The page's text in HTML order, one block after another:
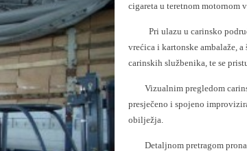
cigareta u teretnom motornom
Pri ulazu u carinsko
vrećica i kartonske ambalaže,
carinskih službenika, te se
Vizualnim pregledom
presječeno i spojeno
obilježja.
Detaljnom pretragom